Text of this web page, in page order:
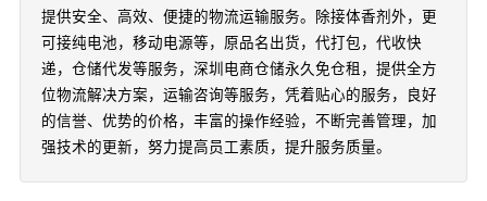
提供安全、高效、便捷的物流运输服务。除接体香剂外，更
可接纯电池，移动电源等，原品名出货，代打包，代收快
递，仓储代发等服务，深圳电商仓储永久免仓租，提供全方
位物流解决方案，运输咨询等服务，凭着贴心的服务，良好
的信誉、优势的价格，丰富的操作经验，不断完善管理，加
强技术的更新，努力提高员工素质，提升服务质量。